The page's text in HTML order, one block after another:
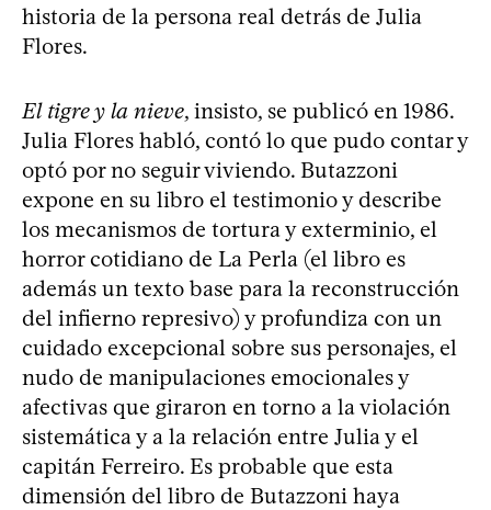
historia de la persona real detrás de Julia
Flores.
El tigre y la nieve, insisto, se publicó en 1986.
Julia Flores habló, contó lo que pudo contar y
optó por no seguir viviendo. Butazzoni
expone en su libro el testimonio y describe
los mecanismos de tortura y exterminio, el
horror cotidiano de La Perla (el libro es
además un texto base para la reconstrucción
del infierno represivo) y profundiza con un
cuidado excepcional sobre sus personajes, el
nudo de manipulaciones emocionales y
afectivas que giraron en torno a la violación
sistemática y a la relación entre Julia y el
capitán Ferreiro. Es probable que esta
dimensión del libro de Butazzoni haya